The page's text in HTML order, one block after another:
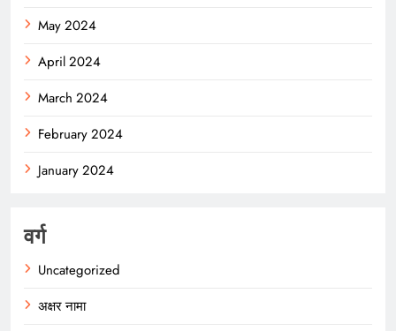
May 2024
April 2024
March 2024
February 2024
January 2024
वर्ग
Uncategorized
अक्षर नामा